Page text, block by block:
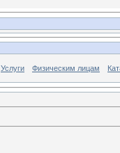
Услуги Физическим лицам